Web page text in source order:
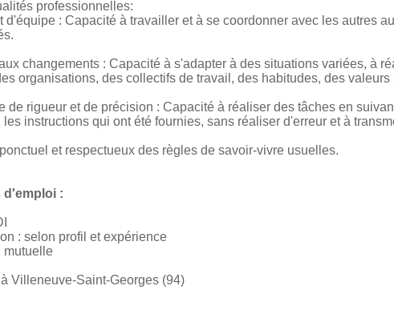
professionnelles:
d'équipe : Capacité à travailler et à se coordonner avec les autres
changements : Capacité à s'adapter à des situations variées, à
organisations, des collectifs de travail, des habitudes, des valeurs
de rigueur et de précision : Capacité à réaliser des tâches en
les instructions qui ont été fournies, sans réaliser d'erreur et à
et respectueux des règles de savoir-vivre usuelles.
:
: selon profil et expérience
mutuelle
Villeneuve-Saint-Georges (94)